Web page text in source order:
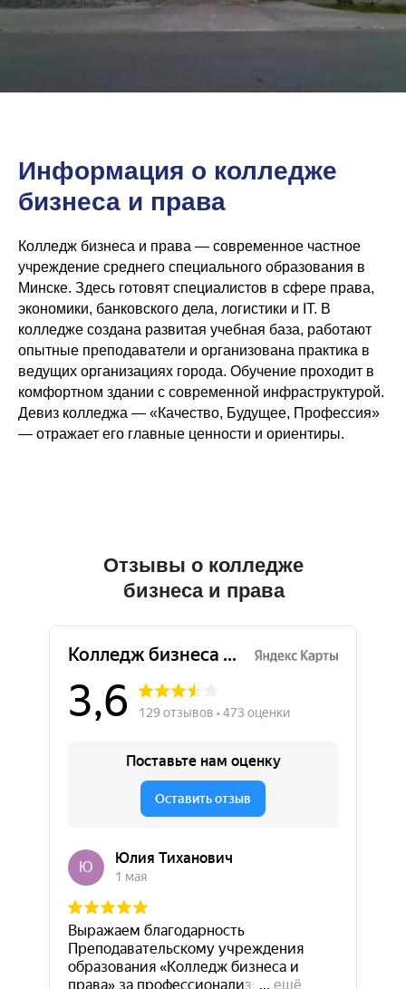
Информация о колледже
бизнеса и права
Колледж бизнеса и права — современное частное
учреждение среднего специального образования в
Минске. Здесь готовят специалистов в сфере права,
экономики, банковского дела, логистики и IT. В
колледже создана развитая учебная база, работают
опытные преподаватели и организована практика в
ведущих организациях города. Обучение проходит в
комфортном здании с современной инфраструктурой.
Девиз колледжа — «Качество, Будущее, Профессия»
— отражает его главные ценности и ориентиры.
Отзывы о колледже
бизнеса и права